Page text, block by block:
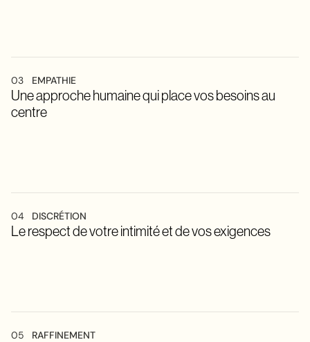
03 EMPATHIE
Une approche humaine qui place vos besoins au
centre
04 DISCRÉTION
Le respect de votre intimité et de vos exigences
05 RAFFINEMENT